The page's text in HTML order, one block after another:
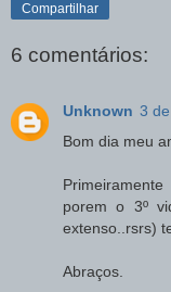
Compartilhar
6 comentários:
Unknown 3
Bom dia meu
porem o 3º
extenso..rsrs)
Abraços.